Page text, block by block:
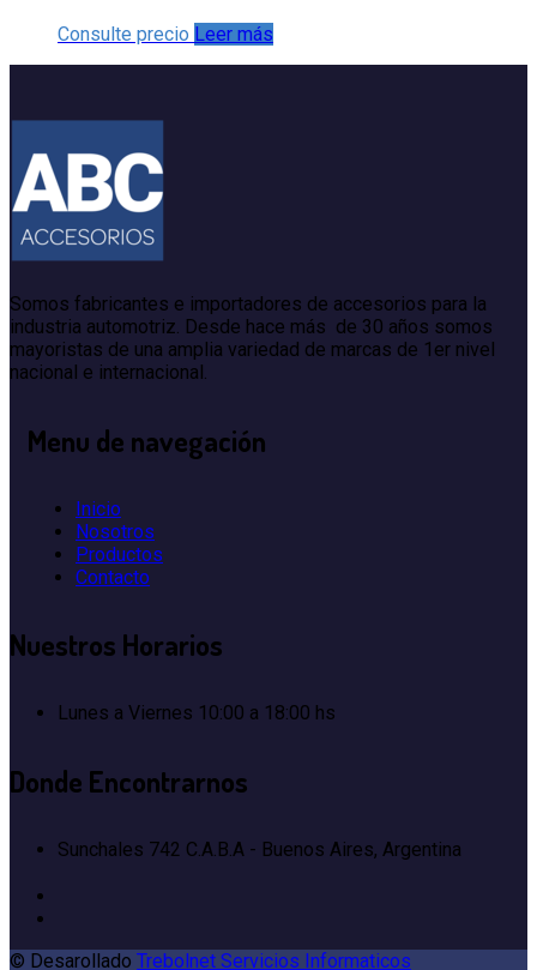
Consulte precio Leer más
Somos fabricantes e importadores de accesorios para la
industria automotriz. Desde hace más de 30 años somos
mayoristas de una amplia variedad de marcas de 1er nivel
nacional e internacional.
Menu de navegación
Inicio
Nosotros
Productos
Contacto
Nuestros Horarios
Lunes a Viernes 10:00 a 18:00 hs
Donde Encontrarnos
Sunchales 742 C.A.B.A - Buenos Aires, Argentina
© Desarollado Trebolnet Servicios Informaticos